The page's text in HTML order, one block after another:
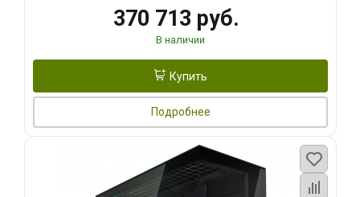
370 713 руб.
В наличии
Купить
Подробнее